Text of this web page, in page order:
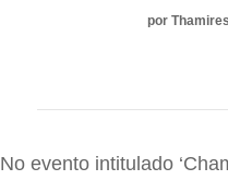
por
No evento intitulado